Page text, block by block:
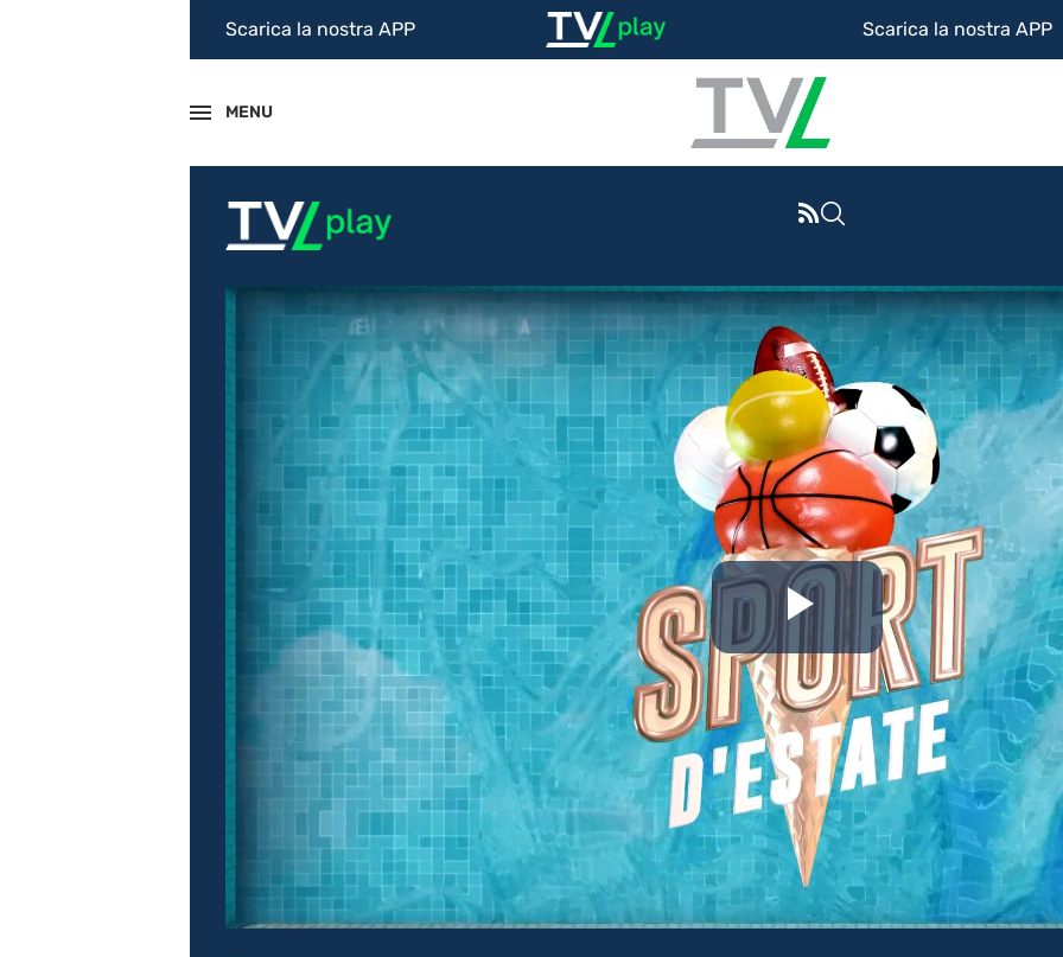
Scarica la nostra APP Scarica la nostra APP
MENU
il
video